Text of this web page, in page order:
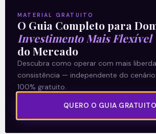
Sobre nós
Termos e Condições
Política de Privacidade
Explore
E Eu Com Isso?
MATERIAL GRATUITO
O Guia Completo para
Investimento Mais Flexível
do Mercado
Descubra como operar com mais
consistência — independente do
100% gratuito.
QUERO O GUIA